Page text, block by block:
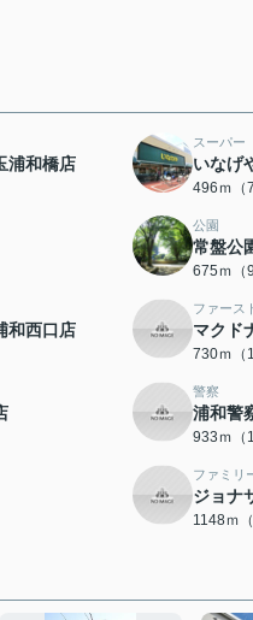
浦和橋店
スーパー
いなげ
496ｍ（7
公園
常盤公
675ｍ（9
和西口店
ファース
マクド
730ｍ（
警察
浦和警
933ｍ（
ファミリ
ジョナ
1148ｍ